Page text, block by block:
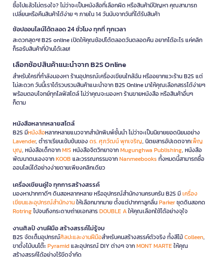
ซื้อไปแล้วไม่ตรงใจ? ไม่ว่าจะเป็นหนังสือที่เลือกผิด หรือสินค้ามีปัญหา คุณสามารถ
เปลี่ยนหรือคืนสินค้าได้ง่าย ๆ ภายใน 14 วันนับจากวันที่ได้รับสินค้า
ช้อปออนไลน์ได้ตลอด 24 ชั่วโมง ทุกที่ ทุกเวลา
สะดวกสุดๆ! B2S online เปิดให้คุณช้อปได้ตลอดวันตลอดคืน อยากได้อะไร แค่คลิก
ก็รอรับสินค้าที่บ้านได้เลย!
เลือกช้อปสินค้าแนะนำจาก B2S Online
สำหรับใครที่กำลังมองหา ร้านอุปกรณ์เครื่องเขียนใกล้ฉัน หรืออยากแวะร้าน B2S แต่
ไม่สะดวก วันนี้เราได้รวบรวมสินค้าแนะนำจาก B2S Online มาให้คุณเลือกสรรได้ง่ายๆ
พร้อมตอบโจทย์ทุกไลฟ์สไตล์ ไม่ว่าคุณจะมองหา ร้านขายหนังสือ หรือสินค้าอื่นๆ
ก็ตาม
หนังสือหลากหลายสไตล์
B2S มีหนังสือหลากหลายแนวจากสำนักพิมพ์ชั้นนำ ไม่ว่าจะเป็นนิยายยอดนิยมอย่าง
Lavender, ตำราเรียนเข้มข้นของดร. ศุภวัฒน์ พุกเจริญ, นิตยสารอัปเดตจากเพ็ญ
บุญ, หนังสือเด็กจากMIS หนังสือจิตวิทยาจากMugunghwa Publishing, หนังสือ
พัฒนาตนเองจากKOOB และวรรณกรรมจากNanmeebooks ทั้งหมดนี้สามารถซื้อ
ออนไลน์ได้อย่างง่ายดายเพียงคลิกเดียว
เครื่องเขียนคู่ใจ ทุกการสร้างสรรค์
มองหาปากกาดีๆ ดินสอหลากหลาย หรืออุปกรณ์สำนักงานครบครัน B2S มีเครื่อง
เขียนและอุปกรณ์สำนักงานให้เลือกมากมาย ตั้งแต่ปากกาลูกลื่นParkerชุดดินสอกด
Rotringไปจนถึงกระดาษถ่ายเอกสารDOUBLE Aให้คุณเลือกใช้ได้อย่างจุใจ
งานศิลป์ งานฝีมือ สร้างสรรค์ไม่รู้จบ
B2S จัดเต็มอุปกรณ์ศิลปะและงานฝีมือสำหรับคนสร้างสรรค์ตัวจริง ทั้งสีไม้Colleen,
ขาตั้งไม้บนโต๊ะPyramidและอุปกรณ์ DIY ต่างๆ จากMONT MARTEให้คุณ
สร้างสรรค์ได้อย่างไร้ขีดจำกัด